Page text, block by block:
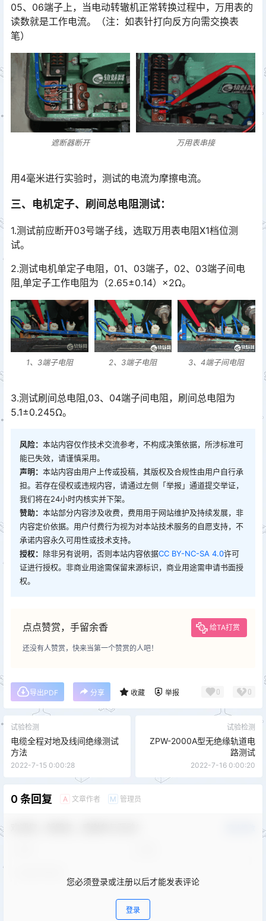
05、06端子上，当电动转辙机正常转换过程中，万用表的
读数就是工作电流。（注：如表针打向反方向需交换表
笔）
遮断器断开 万用表串接
用4毫米进行实验时，测试的电流为摩擦电流。
三、电机定子、刷间总电阻测试：
1.测试前应断开03号端子线，选取万用表电阻X1档位测
试。
2.测试电机单定子电阻，01、03端子，02、03端子间电
阻,单定子工作电阻为（2.65±0.14）×2Ω。
1、3端子电阻 2、3端子电阻 3、4端子间电阻
3.测试刷间总电阻,03、04端子间电阻，刷间总电阻为
5.1±0.245Ω。
风险： 本站内容仅作技术交流参考，不构成决策依据，所涉标准可
能已失效，请谨慎采用。
声明： 本站内容由用户上传或投稿，其版权及合规性由用户自行承
担。若存在侵权或违规内容，请通过左侧「举报」通道提交举证，
我们将在24小时内核实并下架。
赞助： 本站部分内容涉及收费，费用用于网站维护及持续发展，非
内容定价依据。用户付费行为视为对本站技术服务的自愿支持，不
承诺内容永久可用性或技术支持。
授权： 除非另有说明，否则本站内容依据CC BY-NC-SA 4.0许可
证进行授权。非商业用途需保留来源标识，商业用途需申请书面授
权。
点点赞赏，手留余香 给TA打赏
还没有人赞赏，快来当第一个赞赏的人吧！
导出PDF 分享 收藏 举报 0 0
试验检测
电缆全程对地及线间绝缘测试
方法
2022-7-15 0:00:28
试验检测
ZPW-2000A型无绝缘轨道电
路测试
2022-7-16 0:00:20
0 条回复 A 文章作者 M 管理员
您必须登录或注册以后才能发表评论
登录